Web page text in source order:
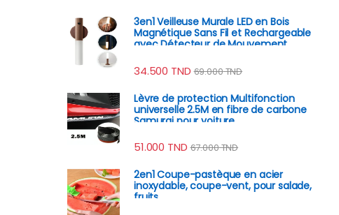
3en1 Veilleuse Murale LED en Bois
Magnétique Sans Fil et Rechargeable
avec Détecteur de Mouvement
34.500 TND 69.000TND
Lèvre de protection Multifonction
universelle 2.5M en fibre de carbone
Samurai pour voiture
51.000 TND 67.000TND
2en1 Coupe-pastèque en acier
inoxydable, coupe-vent, pour salade,
fruits